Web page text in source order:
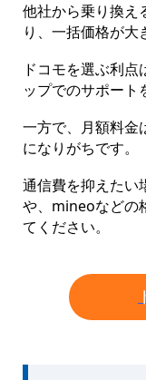
他社から乗り換え
り、一括価格が大
ドコモを選ぶ利
ップでのサポート
一方で、月額料金
になりがちです。
通信費を抑えたい
や、mineoなどの
てください。